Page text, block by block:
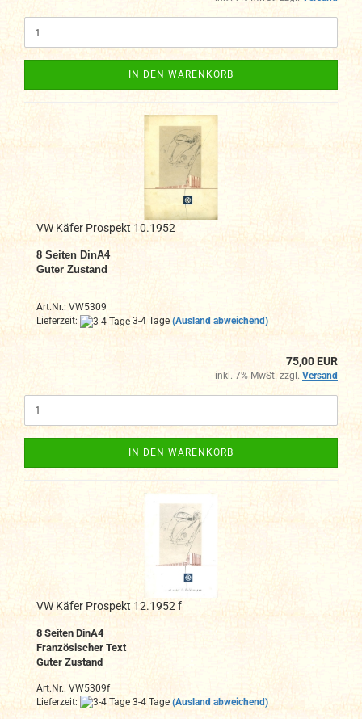
IN DEN WARENKORB
VW Käfer Prospekt 10.1952
8 Seiten DinA4
Guter Zustand
Art.Nr.: VW5309
Lieferzeit:
3-4 Tage (Ausland abweichend)
75,00 EUR
inkl. 7% MwSt. zzgl. Versand
IN DEN WARENKORB
VW Käfer Prospekt 12.1952 f
8 Seiten DinA4
Französischer Text
Guter Zustand
Art.Nr.: VW5309f
Lieferzeit:
3-4 Tage (Ausland abweichend)